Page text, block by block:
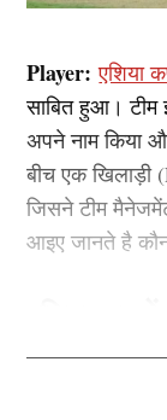
Player:एशिया
साबित हुआ। टीम
अपने नाम किया
बीच एक खिलाड़ी
जिसने टीम
आइए जानते है